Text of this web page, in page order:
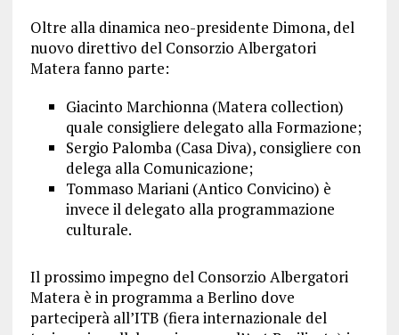
Oltre alla dinamica neo-presidente Dimona, del
nuovo direttivo del Consorzio Albergatori
Matera fanno parte:
Giacinto Marchionna (Matera collection)
quale consigliere delegato alla Formazione;
Sergio Palomba (Casa Diva), consigliere con
delega alla Comunicazione;
Tommaso Mariani (Antico Convicino) è
invece il delegato alla programmazione
culturale.
Il prossimo impegno del Consorzio Albergatori
Matera è in programma a Berlino dove
parteciperà all’ITB (fiera internazionale del